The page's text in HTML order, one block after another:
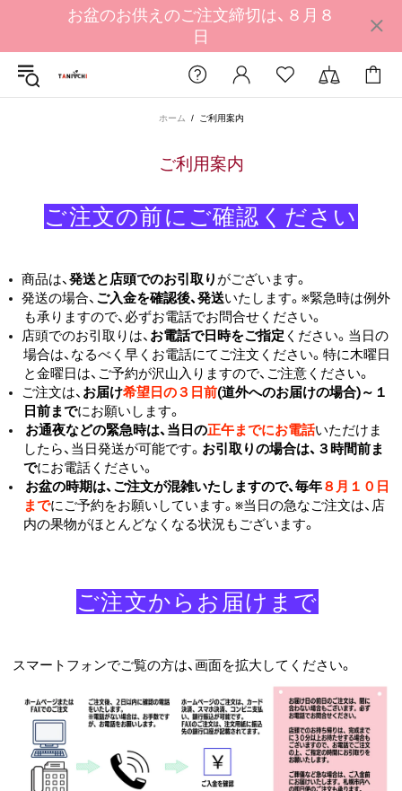
お盆のお供えのご注文締切は、８月８
日
ホーム ご利用案内
ご利用案内
ご注文の​前に​ご確認ください
商品は、 発送と店頭でのお引取り がございます。
発送の場合、 ご入金を確認後、発送いたします。※緊急時は例外
も承りますので、必ずお電話でお問合せください。
店頭でのお引取りは、 お電話で日時をご指定 ください。当日の
場合は、なるべく早くお電話にてご注文ください。特に木曜日
と金曜日は、ご予約が沢山入りますので、ご注意ください。
ご注文は、 お届け希望日の３日前(道外へのお届けの場合)～１
日前までにお願いします。
お通夜などの緊急時は、当日の正午までにお電話いただけま
したら、当日発送が可能です。 お引取りの場合は、３時間前ま
でにお電話ください。
お盆の時期は、ご注文が混雑いたしますので、毎年８月１０日
までにご予約をお願いしています。※当日の急なご注文は、店
内の果物がほとんどなくなる状況もございます。
ご注文から​お届けまで
スマートフォンでご覧の方は、画面を拡大してください。